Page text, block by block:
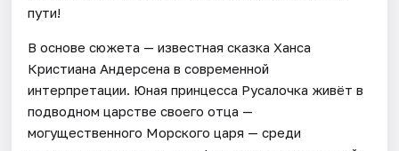
пути!
В основе сюжета — известная сказка Ханса
Кристиана Андерсена в современной
интерпретации. Юная принцесса Русалочка живёт в
подводном царстве своего отца —
могущественного Морского царя — среди